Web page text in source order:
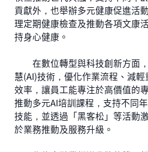
貢獻外，也舉辦多元健康促進活
理定期健康檢查及推動各項文康
持身心健康。
在數位轉型與科技創新方面
慧(AI)技術，優化作業流程、減
效率，讓員工能專注於高價值的
推動多元AI培訓課程，支持不同
技能，並透過「黑客松」等活動
於業務推動及服務升級。